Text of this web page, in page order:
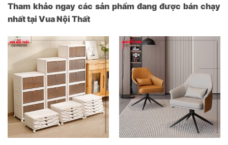
Tham khảo ngay các sản phẩm đang được bán chạy
nhất tại Vua Nội Thất